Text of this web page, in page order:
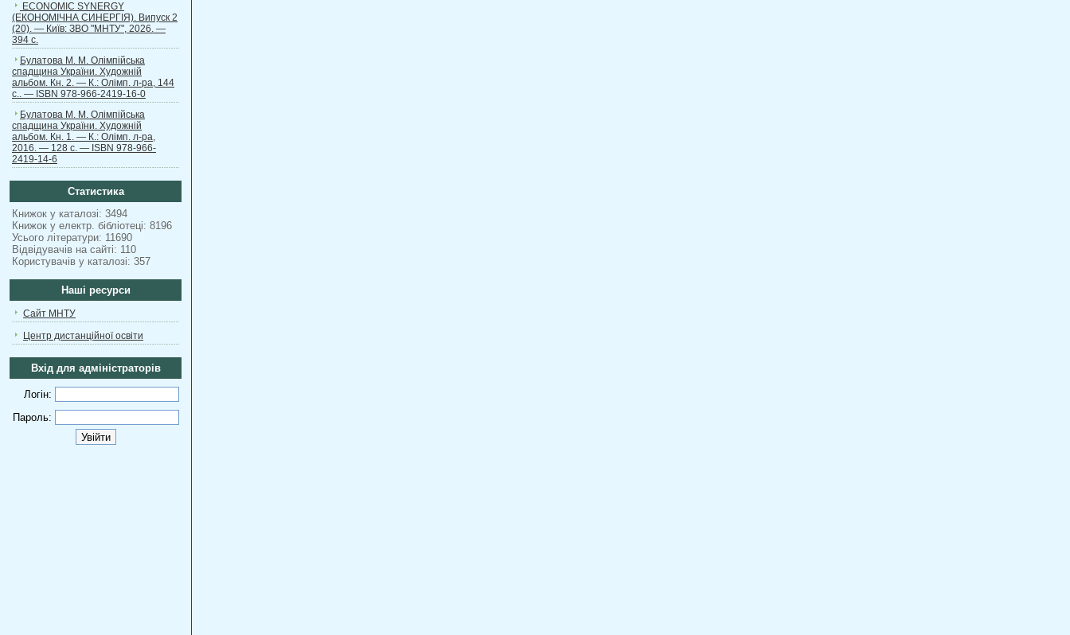
ECONOMIC SYNERGY
(ЕКОНОМІЧНА СИНЕРГІЯ). Випуск 2
(20). — Київ: ЗВО "МНТУ", 2026. —
394 с.
Булатова М. М. Олімпійська
спадщина України. Художній
альбом. Кн. 2. — К.: Олімп. л-ра, 144
с.. — ISBN 978-966-2419-16-0
Булатова М. М. Олімпійська
спадщина України. Художній
альбом. Кн. 1. — К.: Олімп. л-ра,
2016. — 128 с. — ISBN 978-966-
2419-14-6
Статистика
Книжок у каталозі: 3494
Книжок у електр. бібліотеці: 8196
Усього літератури: 11690
Відвідувачів на сайті: 110
Користувачів у каталозі: 357
Наші ресурси
Сайт МНТУ
Центр дистанційної освіти
Вхід для адміністраторів
Логін:
Пароль: